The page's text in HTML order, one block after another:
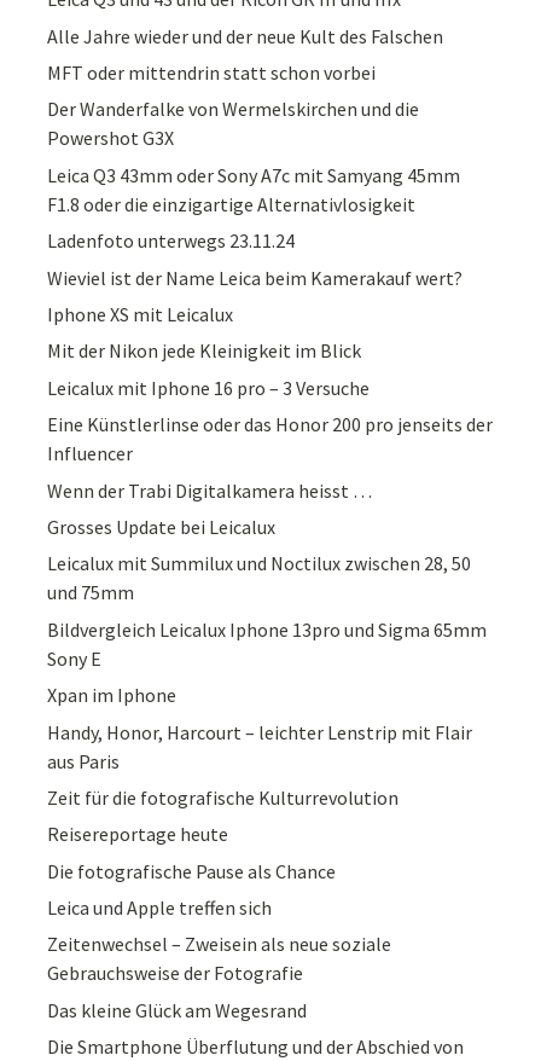
Alle Jahre wieder und der neue Kult des Falschen
MFT oder mittendrin statt schon vorbei
Der Wanderfalke von Wermelskirchen und die
Powershot G3X
Leica Q3 43mm oder Sony A7c mit Samyang 45mm
F1.8 oder die einzigartige Alternativlosigkeit
Ladenfoto unterwegs 23.11.24
Wieviel ist der Name Leica beim Kamerakauf wert?
Iphone XS mit Leicalux
Mit der Nikon jede Kleinigkeit im Blick
Leicalux mit Iphone 16 pro – 3 Versuche
Eine Künstlerlinse oder das Honor 200 pro jenseits der
Influencer
Wenn der Trabi Digitalkamera heisst …
Grosses Update bei Leicalux
Leicalux mit Summilux und Noctilux zwischen 28, 50
und 75mm
Bildvergleich Leicalux Iphone 13pro und Sigma 65mm
Sony E
Xpan im Iphone
Handy, Honor, Harcourt – leichter Lenstrip mit Flair
aus Paris
Zeit für die fotografische Kulturrevolution
Reisereportage heute
Die fotografische Pause als Chance
Leica und Apple treffen sich
Zeitenwechsel – Zweisein als neue soziale
Gebrauchsweise der Fotografie
Das kleine Glück am Wegesrand
Die Smartphone Überflutung und der Abschied von